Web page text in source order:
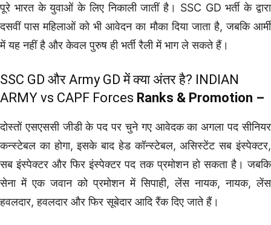
पूरे भारत के युवाओं के लिए निकाली जातीं है। SSC GD भर्ती के द्वारा
दसवीं पास महिलाओं को भी आवेदन का मौका दिया जाता है, जबकि आर्मी
में यह नहीं है और केवल पुरुष ही भर्ती रैली में भाग ले सकते हैं।
SSC GD और Army GD में क्या अंतर है? INDIAN
ARMY vs CAPF Forces Ranks & Promotion –
दोस्तों एसएससी जीडी के पद पर चुने गए आवेदक का अगला पद सीनियर
कन्स्टेबल का होगा, इसके बाद हेड कॉन्स्टेबल, असिस्टेंट सब इंस्पेक्टर,
सब इंस्पेक्टर और फिर इंस्पेक्टर पद तक प्रमोशन हो सकता है। जबकि
सेना में एक जवान को प्रमोशन में सिपाही, लेंस नायक, नायक, लेंस
हवलदार, हवलदार और फिर सूबेदार आदि रैंक दिए जाते हैं।